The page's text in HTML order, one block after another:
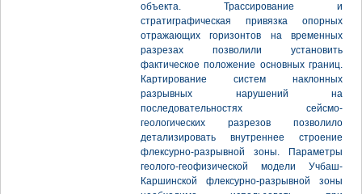
объекта. Трассирование и
стратиграфическая привязка опорных
отражающих горизонтов на временных
разрезах позволили установить
фактическое положение основных границ.
Картирование систем наклонных
разрывных нарушений на
последовательностях сейсмо-
геологических разрезов позволило
детализировать внутреннее строение
флексурно-разрывной зоны. Параметры
геолого-геофизической модели Учбаш-
Каршинской флексурно-разрывной зоны